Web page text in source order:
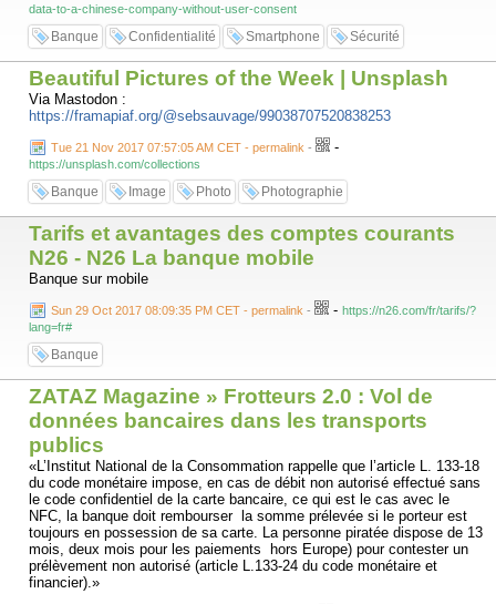
data-to-a-chinese-company-without-user-consent
Banque Confidentialité Smartphone Sécurité
Beautiful Pictures of the Week | Unsplash
Via Mastodon :
https://framapiaf.org/@sebsauvage/99038707520838253
Tue 21 Nov 2017 07:57:05 AM CET - permalink - -
https://unsplash.com/collections
Banque Image Photo Photographie
Tarifs et avantages des comptes courants
N26 - N26 La banque mobile
Banque sur mobile
Sun 29 Oct 2017 08:09:35 PM CET - permalink - - https://n26.com/fr/tarifs/?
lang=fr#
Banque
ZATAZ Magazine » Frotteurs 2.0 : Vol de
données bancaires dans les transports
publics
«L’Institut National de la Consommation rappelle que l’article L. 133-18
du code monétaire impose, en cas de débit non autorisé effectué sans
le code confidentiel de la carte bancaire, ce qui est le cas avec le
NFC, la banque doit rembourser la somme prélevée si le porteur est
toujours en possession de sa carte. La personne piratée dispose de 13
mois, deux mois pour les paiements hors Europe) pour contester un
prélèvement non autorisé (article L.133-24 du code monétaire et
financier).»